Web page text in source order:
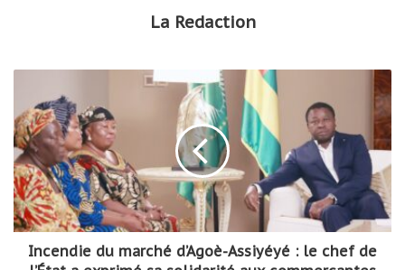
La Redaction
Incendie du marché d’Agoè-Assiyéyé : le chef de